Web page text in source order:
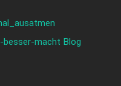
besser-macht Blog